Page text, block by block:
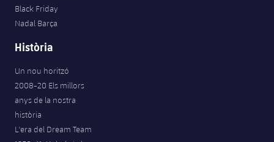
Black Friday
Nadal Barça
Història
Un nou horitzó
2008-20 Els millors
anys de la nostra
història
L'era del Dream Team